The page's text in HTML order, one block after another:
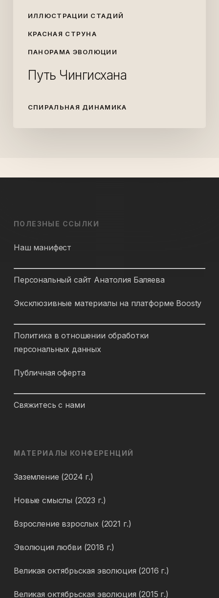
ИЛЛЮСТРАЦИИ СТАДИЙ
КРАСНАЯ СТРУНА
ПАНОРАМА ЭВОЛЮЦИИ
Путь Чингисхана
СПИРАЛЬНАЯ ДИНАМИКА
ПОЛЕЗНЫЕ ССЫЛКИ
Наш манифест
Персональный сайт Анатолия Баляева
Эксклюзивные материалы на платформе Boosty
Политика в отношении обработки
персональных данных
Публичная оферта
Свяжитесь с нами
МАТЕРИАЛЫ КОНФЕРЕНЦИЙ
Заземление (2024 г.)
Новые смыслы (2023 г.)
Взросление взрослых (2021 г.)
Эволюция любви (2018 г.)
Великая октябрьская эволюция (2016 г.)
Великая октябрьская эволюция (2015 г.)